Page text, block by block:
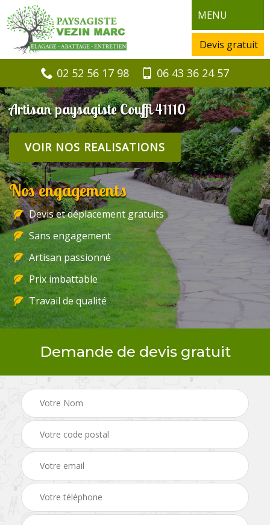
MENU
Devis gratuit
02 52 56 17 98 06 43 36 24 57
Artisan paysagiste Couffi 41110
VOIR NOS REALISATIONS
Nos engagements
Devis et déplacement gratuits
Sans engagement
Artisan passionné
Prix imbattable
Travail de qualité
Demande de devis gratuit